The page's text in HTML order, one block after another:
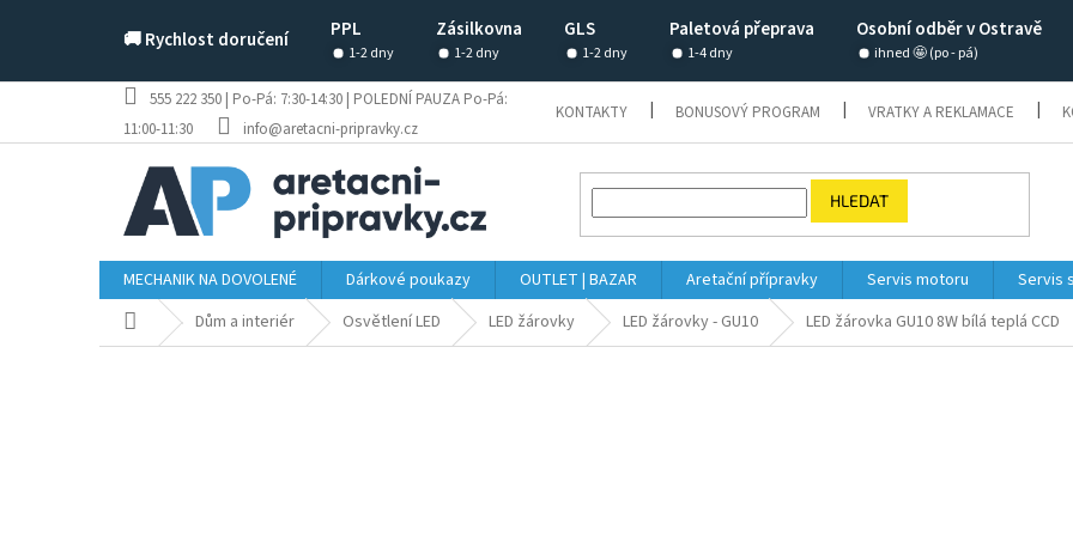
🚚 Rychlost doručení PPL Zásilkovna GLS Paletová přeprava Osobní odběr v Ostravě
1-2 dny 1-2 dny 1-2 dny 1-4 dny ihned 🤩 (po - pá)
555 222 350 | Po-Pá: 7:30-14:30 | POLEDNÍ PAUZA Po-Pá:
11:00-11:30
info@aretacni-pripravky.cz
KONTAKTY BONUSOVÝ PROGRAM VRATKY A REKLAMACE
HLEDAT
MECHANIK NA DOVOLENÉ Dárkové poukazy OUTLET | BAZAR Aretační přípravky Servis motoru Servis
Domů Dům a interiér Osvětlení LED LED žárovky LED žárovky - GU10 LED žárovka GU10 8W bílá teplá CCD